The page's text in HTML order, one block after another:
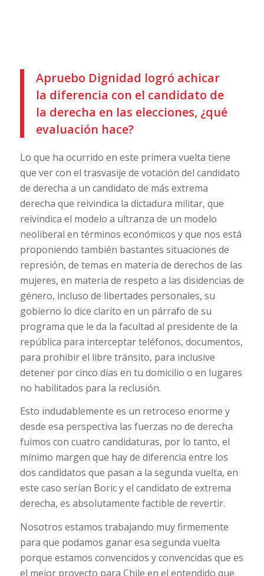
Apruebo Dignidad logró achicar
la diferencia con el candidato de
la derecha en las elecciones, ¿qué
evaluación hace?
Lo que ha ocurrido en este primera vuelta tiene
que ver con el trasvasije de votación del candidato
de derecha a un candidato de más extrema
derecha que reivindica la dictadura militar, que
reivindica el modelo a ultranza de un modelo
neoliberal en términos económicos y que nos está
proponiendo también bastantes situaciones de
represión, de temas en materia de derechos de las
mujeres, en materia de respeto a las disidencias de
género, incluso de libertades personales, su
gobierno lo dice clarito en un párrafo de su
programa que le da la facultad al presidente de la
república para interceptar teléfonos, documentos,
para prohibir el libre tránsito, para inclusive
detener por cinco días en tu domicilio o en lugares
no habilitados para la reclusión.
Esto indudablemente es un retroceso enorme y
desde esa perspectiva las fuerzas no de derecha
fuimos con cuatro candidaturas, por lo tanto, el
mínimo margen que hay de diferencia entre los
dos candidatos que pasan a la segunda vuelta, en
este caso serían Boric y el candidato de extrema
derecha, es absolutamente factible de revertir.
Nosotros estamos trabajando muy firmemente
para que podamos ganar esa segunda vuelta
porque estamos convencidos y convencidas que es
el mejor proyecto para Chile en el entendido que